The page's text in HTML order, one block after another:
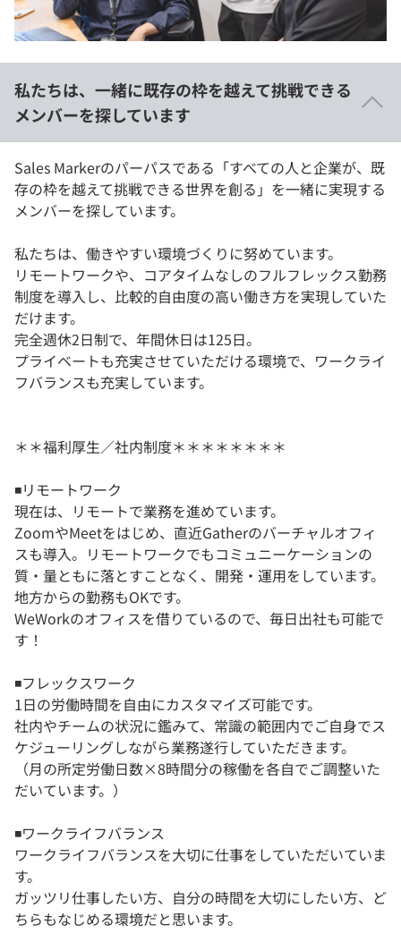
私たちは、一緒に既存の枠を越えて挑戦できる
メンバーを探しています
Sales Markerのパーパスである「すべての人と企業が、既
存の枠を越えて挑戦できる世界を創る」を一緒に実現する
メンバーを探しています。
私たちは、働きやすい環境づくりに努めています。
リモートワークや、コアタイムなしのフルフレックス勤務
制度を導入し、比較的自由度の高い働き方を実現していた
だけます。
完全週休2日制で、年間休日は125日。
プライベートも充実させていただける環境で、ワークライ
フバランスも充実しています。
＊＊福利厚生／社内制度＊＊＊＊＊＊＊＊
◾️リモートワーク
現在は、リモートで業務を進めています。
ZoomやMeetをはじめ、直近Gatherのバーチャルオフィ
スも導入。リモートワークでもコミュニーケーションの
質・量ともに落とすことなく、開発・運用をしています。
地方からの勤務もOKです。
WeWorkのオフィスを借りているので、毎日出社も可能で
す！
◾️フレックスワーク
1日の労働時間を自由にカスタマイズ可能です。
社内やチームの状況に鑑みて、常識の範囲内でご自身でス
ケジューリングしながら業務遂行していただきます。
（月の所定労働日数×8時間分の稼働を各自でご調整いた
だいています。）
◾️ワークライフバランス
ワークライフバランスを大切に仕事をしていただいていま
す。
ガッツリ仕事したい方、自分の時間を大切にしたい方、ど
ちらもなじめる環境だと思います。